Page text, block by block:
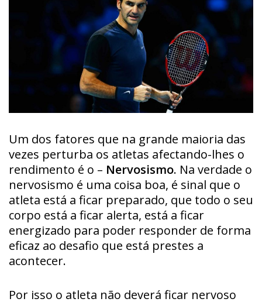
Um dos fatores que na grande maioria das
vezes perturba os atletas afectando-lhes o
rendimento é o – Nervosismo. Na verdade o
nervosismo é uma coisa boa, é sinal que o
atleta está a ficar preparado, que todo o seu
corpo está a ficar alerta, está a ficar
energizado para poder responder de forma
eficaz ao desafio que está prestes a
acontecer.
Por isso o atleta não deverá ficar nervoso